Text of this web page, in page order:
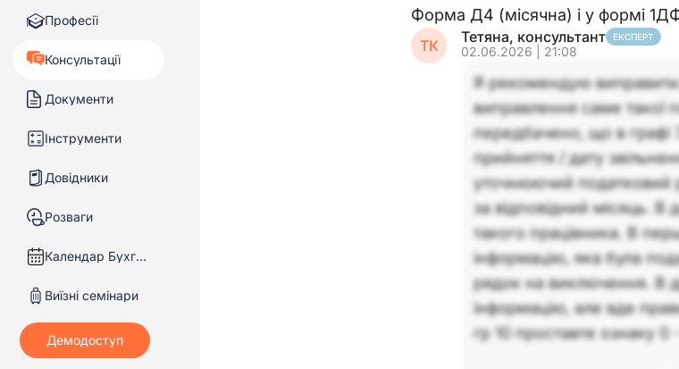
Професії
Консультації
Документи
Інструменти
Довідники
Розваги
Календар Бухгалтера
Виїзні семінари
Форма Д4 (місячна) і у формі
ТК Тетяна, консультант ЕКСПЕРТ
02.06.2026 | 21:08
Я рекомендую
виправлення саме
передбачено, що в графі
прийняття / дату
уточнюючий податковий
за відповідний місяць.
такого працівника. В
інформацію, яка була
рядок на виключення. В
інформацію, але вде
гр 10 проставте ознаку